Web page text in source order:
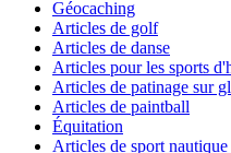
Géocaching
Articles de golf
Articles de danse
Articles pour les sports
Articles de patinage sur
Articles de paintball
Équitation
Articles de sport